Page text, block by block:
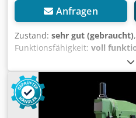
Anfragen
Zustand: sehr gut (gebraucht)
Funktionsfähigkeit: voll
Universalfräsmaschine Deckel
111 Digitalanzeige
Technische Daten: >>
10512 >> Starrer Winkeltisch
>> Vorschub stufenlosen in 3